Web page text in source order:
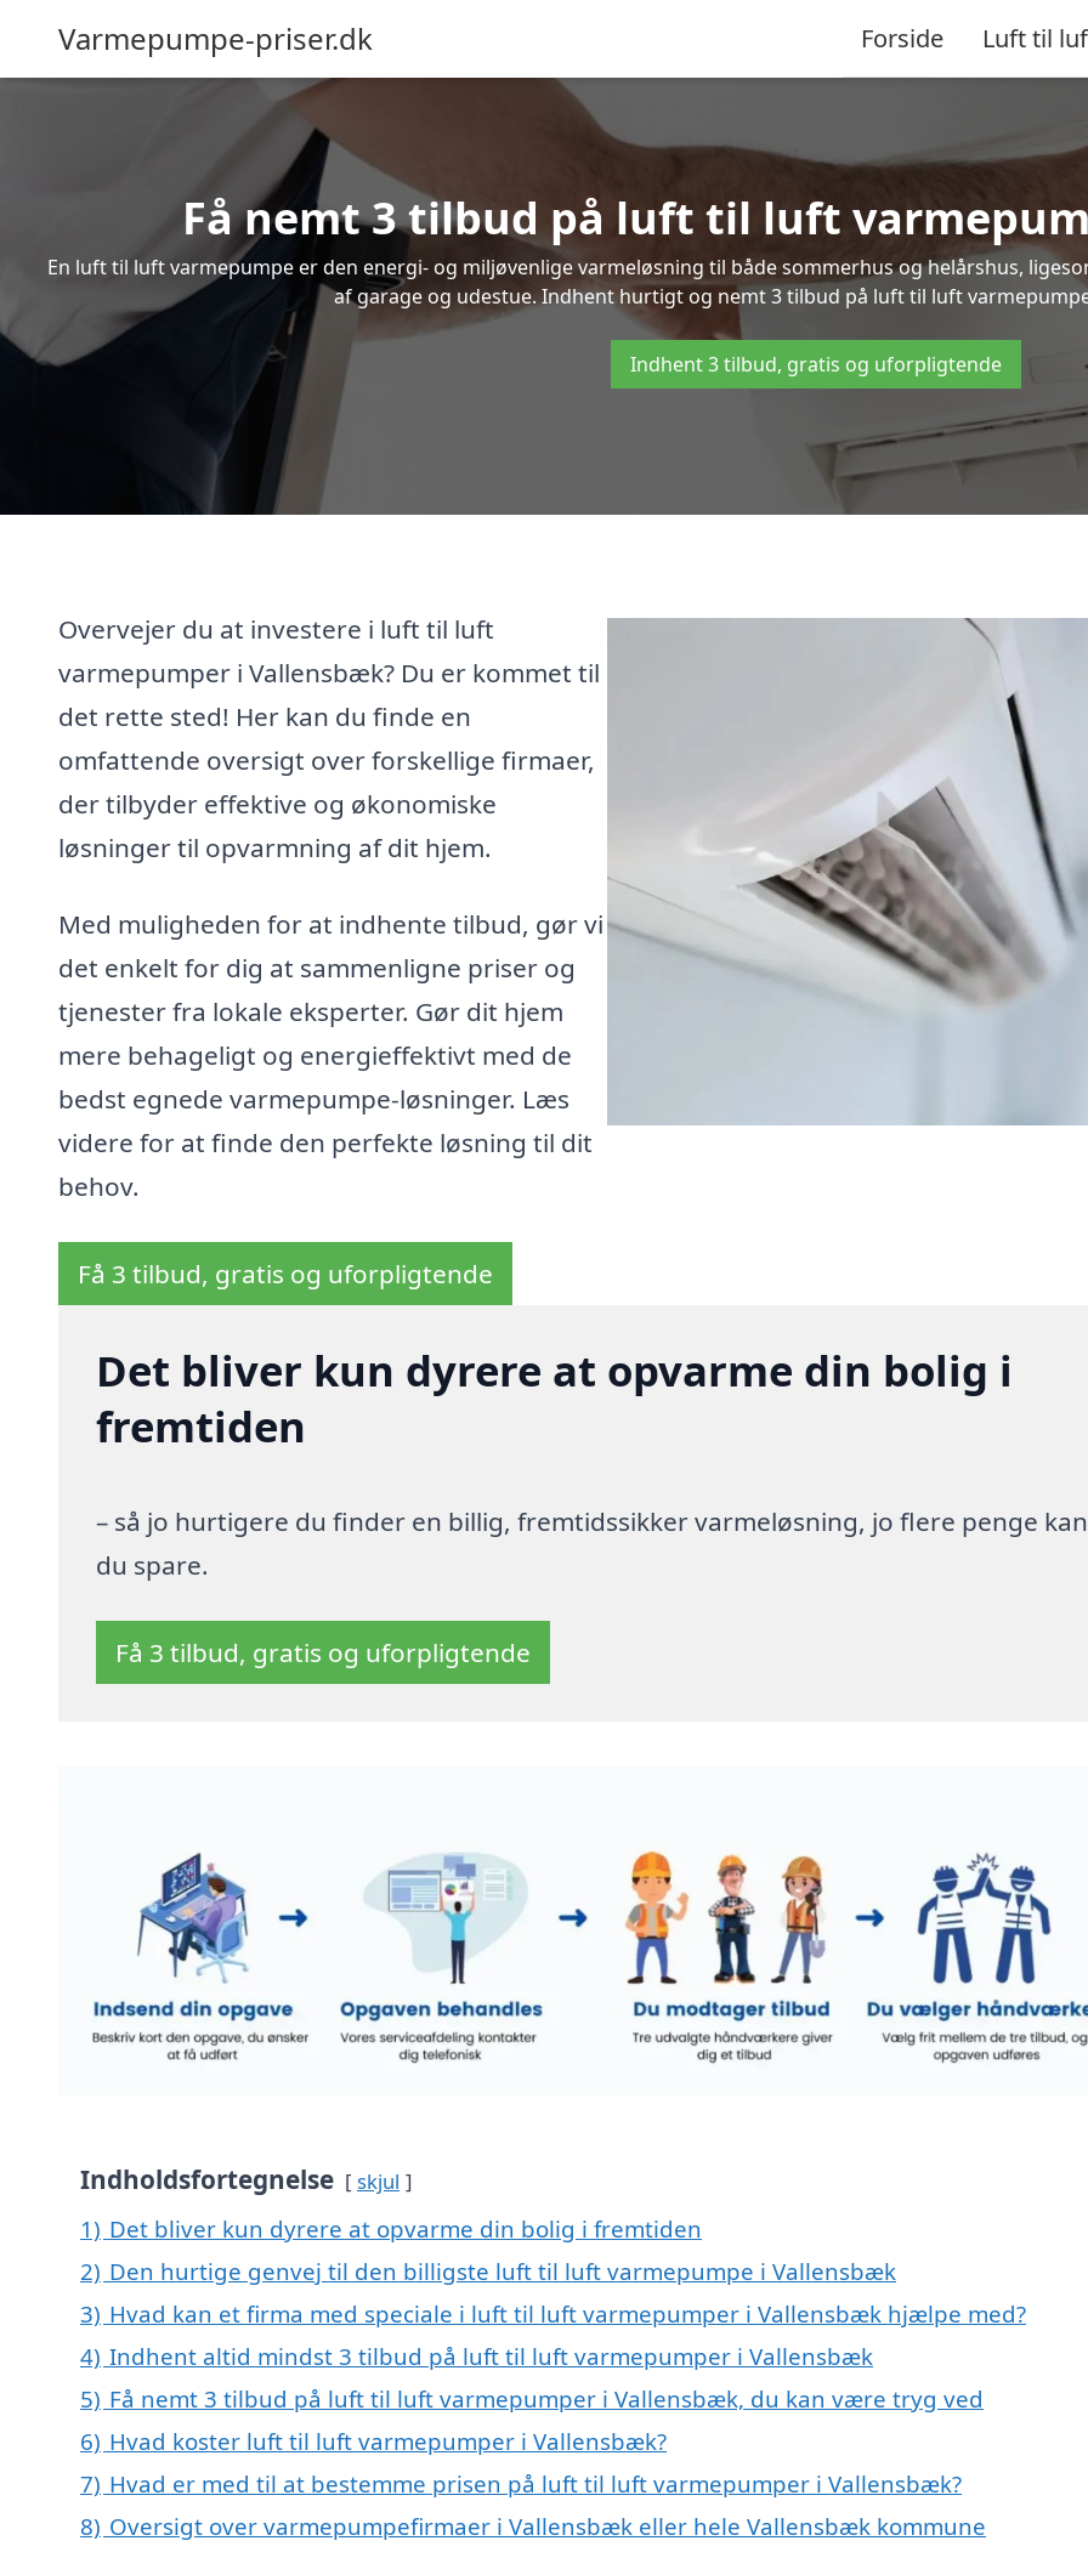
Varmepumpe-priser.dk Forside Luft til
Få nemt 3 tilbud på luft til luft
En luft til luft varmepumpe er den energi- og miljøvenlige varmeløsning til både sommerhus og helårshus,
af garage og udestue. Indhent hurtigt og nemt 3 tilbud på luft til luft
Indhent 3 tilbud, gratis og uforpligtende
Overvejer du at investere i luft til luft
varmepumper i Vallensbæk? Du er kommet til
det rette sted! Her kan du finde en
omfattende oversigt over forskellige firmaer,
der tilbyder effektive og økonomiske
løsninger til opvarmning af dit hjem.
Med muligheden for at indhente tilbud, gør vi
det enkelt for dig at sammenligne priser og
tjenester fra lokale eksperter. Gør dit hjem
mere behageligt og energieffektivt med de
bedst egnede varmepumpe-løsninger. Læs
videre for at finde den perfekte løsning til dit
behov.
Få 3 tilbud, gratis og uforpligtende
Det bliver kun dyrere at opvarme din bolig i
fremtiden
– så jo hurtigere du finder en billig, fremtidssikker varmeløsning, jo flere penge kan
du spare.
Få 3 tilbud, gratis og uforpligtende
Indholdsfortegnelse skjul
1) Det bliver kun dyrere at opvarme din bolig i fremtiden
2) Den hurtige genvej til den billigste luft til luft varmepumpe i Vallensbæk
3) Hvad kan et firma med speciale i luft til luft varmepumper i Vallensbæk hjælpe med?
4) Indhent altid mindst 3 tilbud på luft til luft varmepumper i Vallensbæk
5) Få nemt 3 tilbud på luft til luft varmepumper i Vallensbæk, du kan være tryg ved
6) Hvad koster luft til luft varmepumper i Vallensbæk?
7) Hvad er med til at bestemme prisen på luft til luft varmepumper i Vallensbæk?
8) Oversigt over varmepumpefirmaer i Vallensbæk eller hele Vallensbæk kommune